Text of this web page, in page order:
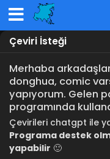
Çeviri İsteği
Merhaba
donghua, comic
yapıyorum. Gelen
programında
Çevirileri chatgpt ile
Programa destek
yapabilir 🙂